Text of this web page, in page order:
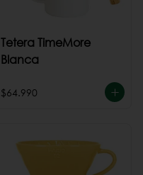
Tetera TimeMore
Blanca
$64.990